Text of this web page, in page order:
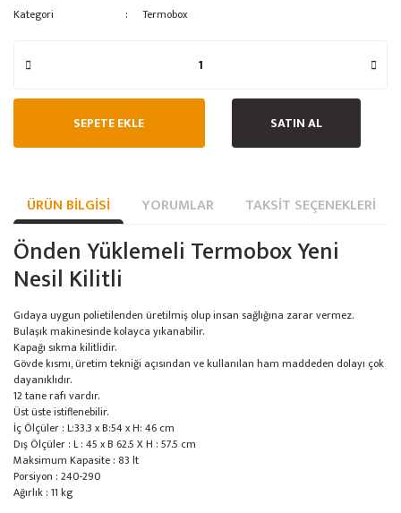
Kategori Termobox
SEPETE EKLE SATIN AL
ÜRÜN BILGISI YORUMLAR TAKSIT SEÇENEKLERI
Önden Yüklemeli Termobox Yeni
Nesil Kilitli
Gıdaya uygun polietilenden üretilmiş olup insan sağlığına zarar vermez.
Bulaşık makinesinde kolayca yıkanabilir.
Kapağı sıkma kilitlidir.
Gövde kısmı, üretim tekniği açısından ve kullanılan ham maddeden dolayı çok
dayanıklıdır.
12 tane rafı vardır.
Üst üste istiflenebilir.
İç Ölçüler : L:33.3 x B:54 x H: 46 cm
Dış Ölçüler : L : 45 x B 62.5 X H : 57.5 cm
Maksimum Kapasite : 83 lt
Porsiyon : 240-290
Ağırlık : 11 kg